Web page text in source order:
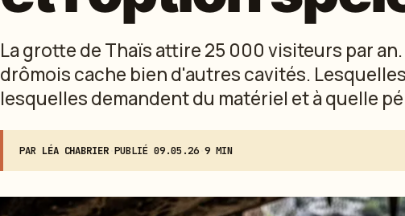
La grotte de Thaïs attire 25 000 visiteurs par
drômois cache bien d'autres cavités.
lesquelles demandent du matériel et à quelle
PAR LÉA CHABRIER· PUBLIÉ 09.05.26· 9 MIN